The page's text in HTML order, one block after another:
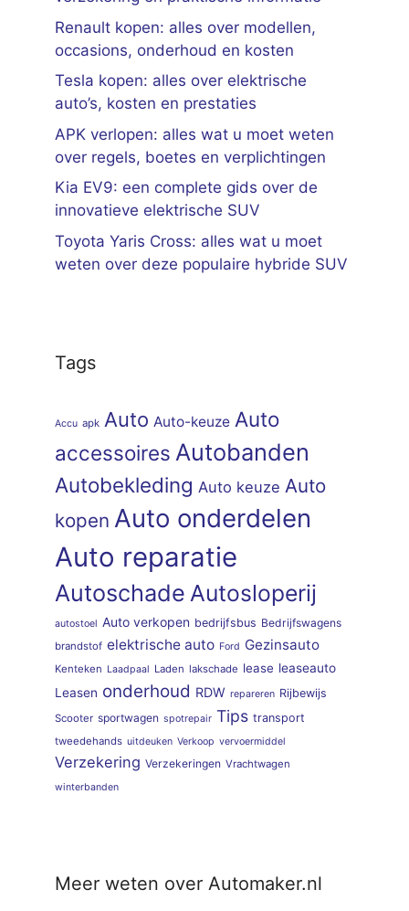
Renault kopen: alles over modellen,
occasions, onderhoud en kosten
Tesla kopen: alles over elektrische
auto’s, kosten en prestaties
APK verlopen: alles wat u moet weten
over regels, boetes en verplichtingen
Kia EV9: een complete gids over de
innovatieve elektrische SUV
Toyota Yaris Cross: alles wat u moet
weten over deze populaire hybride SUV
Tags
Accu apk Auto Auto-keuze Auto
accessoires Autobanden
Autobekleding Auto keuze Auto
kopen Auto onderdelen
Auto reparatie
Autoschade Autosloperij
autostoel Auto verkopen bedrijfsbus Bedrijfswagens
brandstof elektrische auto Ford Gezinsauto
Kenteken Laadpaal Laden lakschade lease leaseauto
Leasen onderhoud RDW repareren Rijbewijs
Scooter sportwagen spotrepair Tips transport
tweedehands uitdeuken Verkoop vervoermiddel
Verzekering Verzekeringen Vrachtwagen
winterbanden
Meer weten over Automaker.nl